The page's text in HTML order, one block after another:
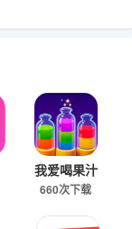
我爱喝果汁
660次下载